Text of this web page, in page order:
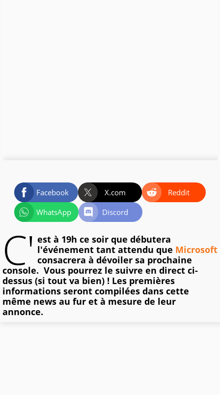
Facebook X.com
Reddit
WhatsApp
Discord
C' est à 19h ce soir que débutera
l'événement tant attendu que Microsoft
consacrera à dévoiler sa prochaine
console. Vous pourrez le suivre en direct ci-
dessus (si tout va bien) ! Les premières
informations seront compilées dans cette
même news au fur et à mesure de leur
annonce.